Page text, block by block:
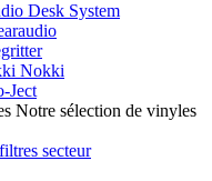
Desk System
Nokki
Ject
Notre sélection de vinyles
secteur